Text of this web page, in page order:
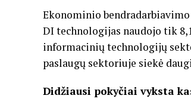
Ekonominio
DI technologijas naudojo tik
informacinių technologijų
paslaugų sektoriuje siekė
Didžiausi pokyčiai vyksta